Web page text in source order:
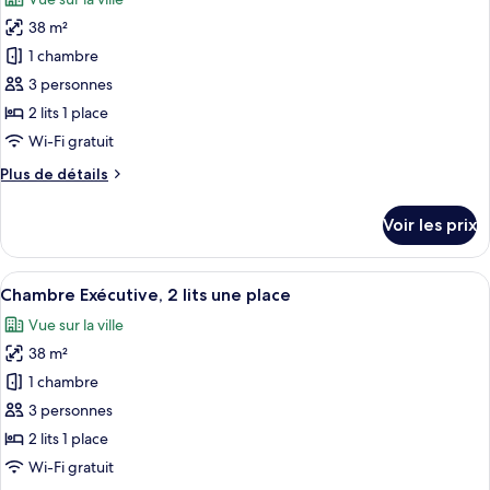
2
lits
une
place
les
photos
pour
ce
type
de
chambre :
Chambre
lits
une
place
38 m²
1 chambre
3 personnes
2 lits 1 place
Wi-Fi gratuit
Plus de détails
Plus
le
type
de
Chambre
Deluxe,
lits
une
place
Voir les prix
Afficher
toutes
les
photos
pour
ce
type
de
chambre :
Une chambre d’hôtel avec deux lits,
12
Chambre Exécutive, 2 lits une place
Vue sur la ville
38 m²
1 chambre
3 personnes
2 lits 1 place
Wi-Fi gratuit